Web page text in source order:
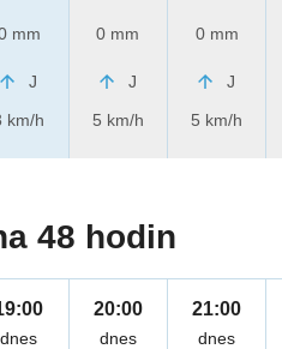
mm
J
km/h
0 mm
J
5 km/h
0 mm
J
5 km/h
48 hodin
dnes
20:00
dnes
21:00
dnes